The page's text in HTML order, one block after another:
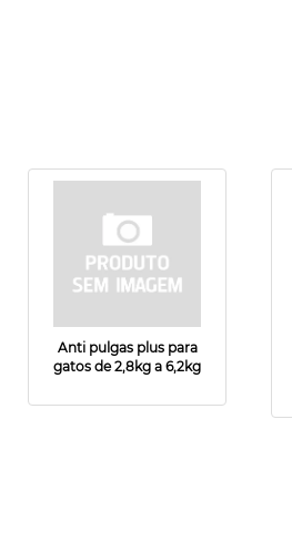
Anti pulgas plus para
gatos de 2,8kg a 6,2kg